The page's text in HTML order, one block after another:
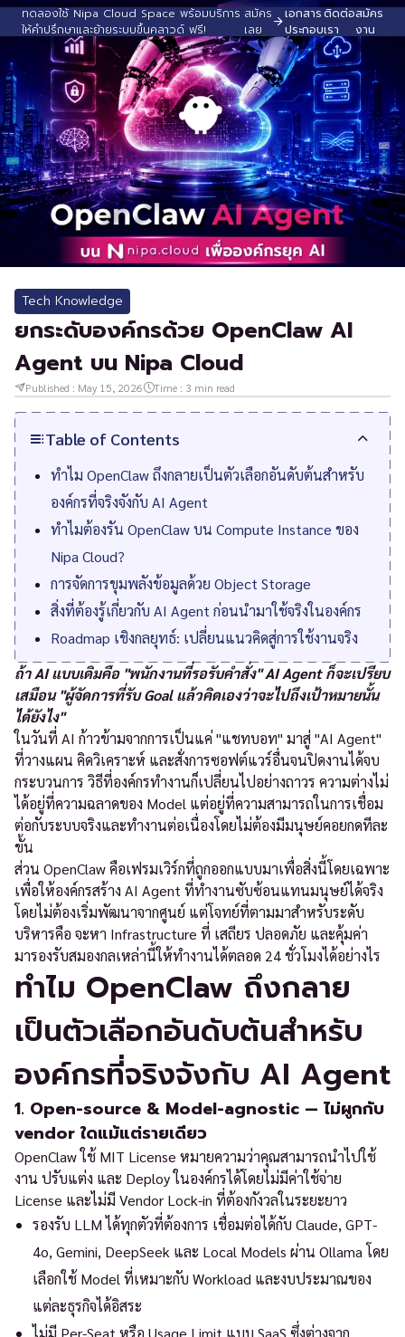
ทดลองใช้ Nipa Cloud Space พร้อมบริการ
ให้คำปรึกษาและย้ายระบบขึ้นคลาวด์ ฟรี!
สมัคร
เลย
เอกสาร
ประกอบ
ติดต่อ
เรา
สมัคร
งาน
Tech Knowledge
ยกระดับองค์กรด้วย OpenClaw AI
Agent บน Nipa Cloud
Published : May 15, 2026 Time : 3 min read
Table of Contents
ทำไม OpenClaw ถึงกลายเป็นตัวเลือกอันดับต้นสำหรับ
องค์กรที่จริงจังกับ AI Agent
ทำไมต้องรัน OpenClaw บน Compute Instance ของ
Nipa Cloud?
การจัดการขุมพลังข้อมูลด้วย Object Storage
สิ่งที่ต้องรู้เกี่ยวกับ AI Agent ก่อนนำมาใช้จริงในองค์กร
Roadmap เชิงกลยุทธ์: เปลี่ยนแนวคิดสู่การใช้งานจริง
ถ้า AI แบบเดิมคือ "พนักงานที่รอรับคำสั่ง" AI Agent ก็จะเปรียบ
เสมือน "ผู้จัดการที่รับ Goal แล้วคิดเองว่าจะไปถึงเป้าหมายนั้น
ได้ยังไง"
ในวันที่ AI ก้าวข้ามจากการเป็นแค่ "แชทบอท" มาสู่ "AI Agent"
ที่วางแผน คิดวิเคราะห์ และสั่งการซอฟต์แวร์อื่นจนปิดงานได้จบ
กระบวนการ วิธีที่องค์กรทำงานก็เปลี่ยนไปอย่างถาวร ความต่างไม่
ได้อยู่ที่ความฉลาดของ Model แต่อยู่ที่ความสามารถในการเชื่อม
ต่อกับระบบจริงและทำงานต่อเนื่องโดยไม่ต้องมีมนุษย์คอยกดทีละ
ขั้น
ส่วน OpenClaw คือเฟรมเวิร์กที่ถูกออกแบบมาเพื่อสิ่งนี้โดยเฉพาะ
เพื่อให้องค์กรสร้าง AI Agent ที่ทำงานซับซ้อนแทนมนุษย์ได้จริง
โดยไม่ต้องเริ่มพัฒนาจากศูนย์ แต่โจทย์ที่ตามมาสำหรับระดับ
บริหารคือ จะหา Infrastructure ที่ เสถียร ปลอดภัย และคุ้มค่า
มารองรับสมองกลเหล่านี้ให้ทำงานได้ตลอด 24 ชั่วโมงได้อย่างไร
ทำไม OpenClaw ถึงกลาย
เป็นตัวเลือกอันดับต้นสำหรับ
องค์กรที่จริงจังกับ AI Agent
1. Open-source & Model-agnostic — ไม่ผูกกับ
vendor ใดแม้แต่รายเดียว
OpenClaw ใช้ MIT License หมายความว่าคุณสามารถนำไปใช้
งาน ปรับแต่ง และ Deploy ในองค์กรได้โดยไม่มีค่าใช้จ่าย
License และไม่มี Vendor Lock-in ที่ต้องกังวลในระยะยาว
รองรับ LLM ได้ทุกตัวที่ต้องการ เชื่อมต่อได้กับ Claude, GPT-
4o, Gemini, DeepSeek และ Local Models ผ่าน Ollama โดย
เลือกใช้ Model ที่เหมาะกับ Workload และงบประมาณของ
แต่ละธุรกิจได้อิสระ
ไม่มี Per-Seat หรือ Usage Limit แบบ SaaS ซึ่งต่างจาก